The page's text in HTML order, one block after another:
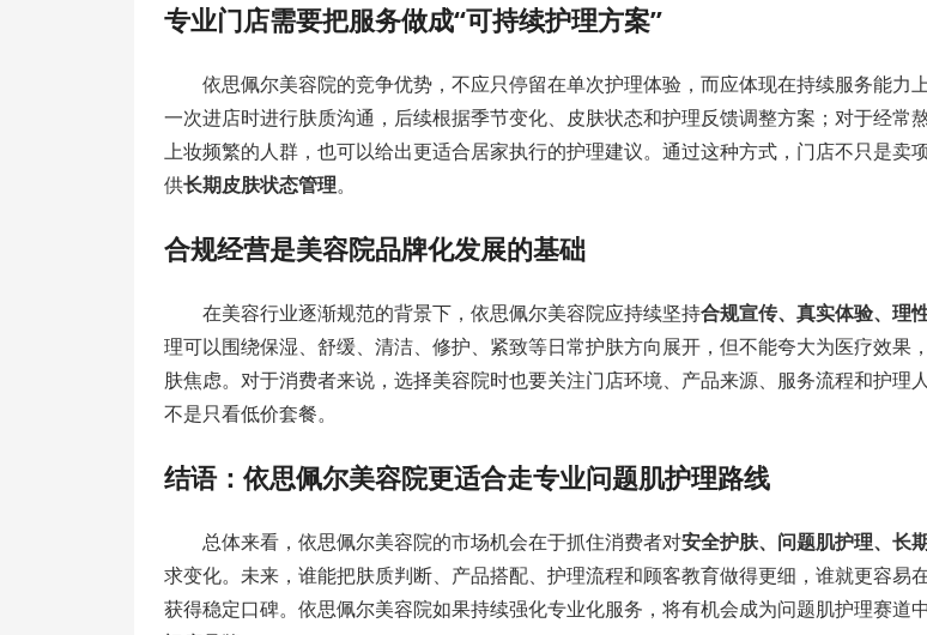
专业门店需要把服务做成“可持续护理方案”
依思佩尔美容院的竞争优势，不应只停留在单次护理体验，而应体现在持续服务能力
一次进店时进行肤质沟通，后续根据季节变化、皮肤状态和护理反馈调整方案；对于经常熬
上妆频繁的人群，也可以给出更适合居家执行的护理建议。通过这种方式，门店不只是卖
供长期皮肤状态管理。
合规经营是美容院品牌化发展的基础
在美容行业逐渐规范的背景下，依思佩尔美容院应持续坚持合规宣传、真实体验、理
理可以围绕保湿、舒缓、清洁、修护、紧致等日常护肤方向展开，但不能夸大为医疗效果
肤焦虑。对于消费者来说，选择美容院时也要关注门店环境、产品来源、服务流程和护理
不是只看低价套餐。
结语：依思佩尔美容院更适合走专业问题肌护理路线
总体来看，依思佩尔美容院的市场机会在于抓住消费者对安全护肤、问题肌护理、长
求变化。未来，谁能把肤质判断、产品搭配、护理流程和顾客教育做得更细，谁就更容易
获得稳定口碑。依思佩尔美容院如果持续强化专业化服务，将有机会成为问题肌护理赛道